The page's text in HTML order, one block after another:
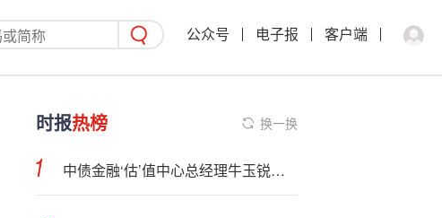
公众号 电子报 客户端
时报热榜 换一换
中债金融‘估’值中心总经理牛玉锐：完善指数体系布局，推动绿色指数应用与国际化